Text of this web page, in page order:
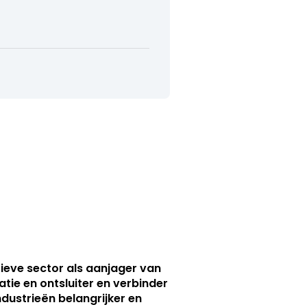
sector als aanjager van
en ontsluiter en verbinder
belangrijker en